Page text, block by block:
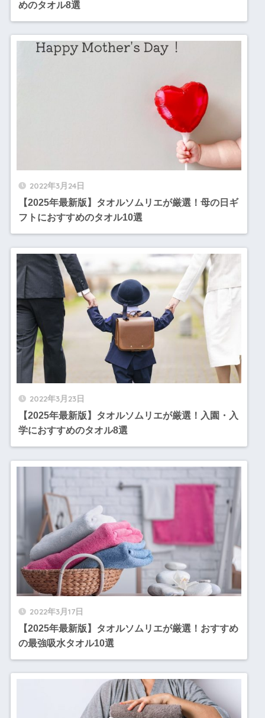
めのタオル8選
2022年3月24日
【2025年最新版】タオルソムリエが厳選！母の日ギ
フトにおすすめのタオル10選
2022年3月23日
【2025年最新版】タオルソムリエが厳選！入園・入
学におすすめのタオル8選
2022年3月17日
【2025年最新版】タオルソムリエが厳選！おすすめ
の最強吸水タオル10選